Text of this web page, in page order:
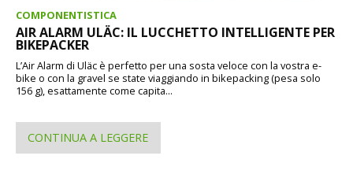
COMPONENTISTICA
AIR ALARM ULÄC: IL LUCCHETTO INTELLIGENTE PER
BIKEPACKER
L’Air Alarm di Uläc è perfetto per una sosta veloce con la vostra e-
bike o con la gravel se state viaggiando in bikepacking (pesa solo
156 g), esattamente come capita...
CONTINUA A LEGGERE